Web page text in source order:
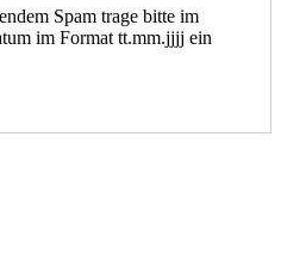
Spam trage bitte im
im Format tt.mm.jjjj ein